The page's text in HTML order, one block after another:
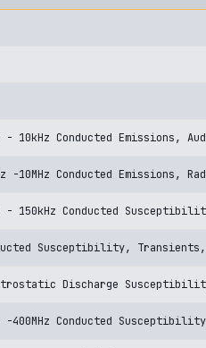
- 10kHz Conducted Emissions,
-10MHz Conducted Emissions,
- 150kHz Conducted
Susceptibility, Transients,
Discharge
-400MHz Conducted